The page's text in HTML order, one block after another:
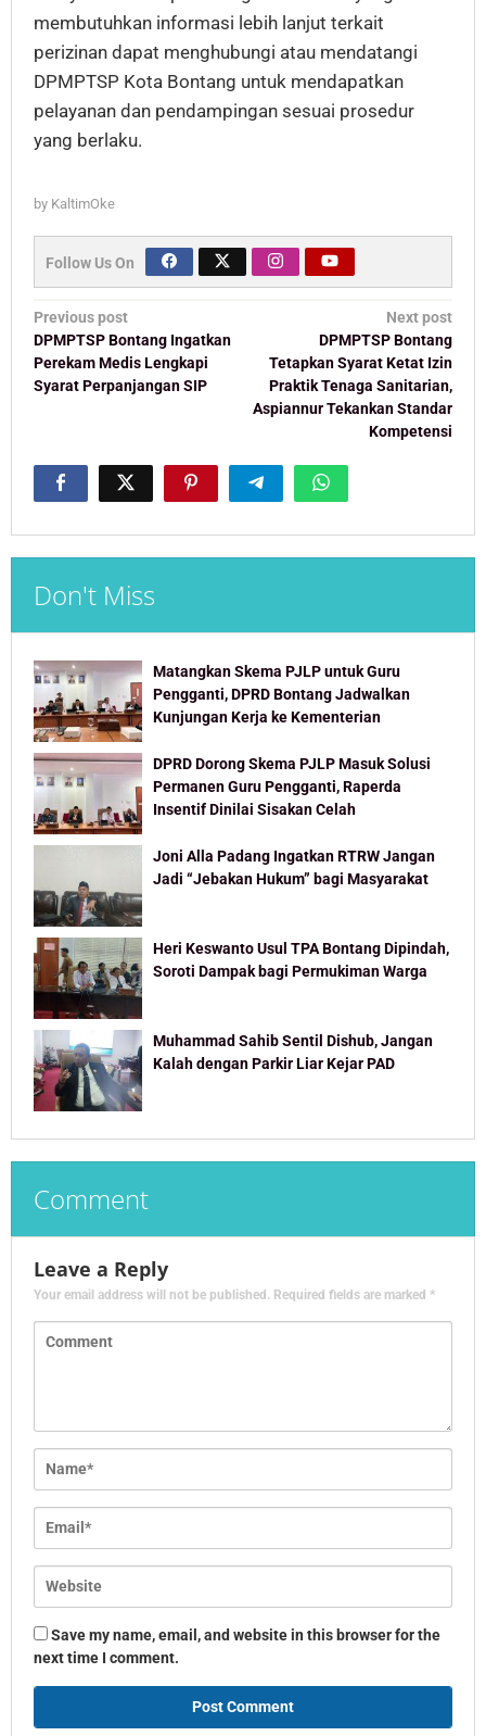
membutuhkan informasi lebih lanjut terkait
perizinan dapat menghubungi atau mendatangi
DPMPTSP Kota Bontang untuk mendapatkan
pelayanan dan pendampingan sesuai prosedur
yang berlaku.
by KaltimOke
Follow Us On
Post
navigation
Previous post
DPMPTSP Bontang Ingatkan
Perekam Medis Lengkapi
Syarat Perpanjangan SIP
Next post
DPMPTSP Bontang
Tetapkan Syarat Ketat Izin
Praktik Tenaga Sanitarian,
Aspiannur Tekankan Standar
Kompetensi
Don't Miss
Matangkan Skema PJLP untuk Guru
Pengganti, DPRD Bontang Jadwalkan
Kunjungan Kerja ke Kementerian
DPRD Dorong Skema PJLP Masuk Solusi
Permanen Guru Pengganti, Raperda
Insentif Dinilai Sisakan Celah
Joni Alla Padang Ingatkan RTRW Jangan
Jadi “Jebakan Hukum” bagi Masyarakat
Heri Keswanto Usul TPA Bontang Dipindah,
Soroti Dampak bagi Permukiman Warga
Muhammad Sahib Sentil Dishub, Jangan
Kalah dengan Parkir Liar Kejar PAD
Comment
Leave a Reply
Your email address will not be published. Required fields are marked *
Save my name, email, and website in this browser for the
next time I comment.